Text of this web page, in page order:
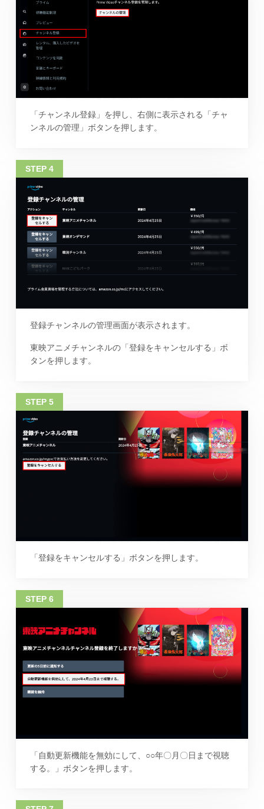
「チャンネル登録」を押し、右側に表示される「チャ
ンネルの管理」ボタンを押します。
登録チャンネルの管理画面が表示されます。
東映アニメチャンネルの「登録をキャンセルする」ボ
タンを押します。
「登録をキャンセルする」ボタンを押します。
「自動更新機能を無効にして、○○年〇月〇日まで視聴
する。」ボタンを押します。